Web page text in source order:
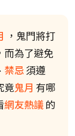
，鬼門將打
而為了避免
禁忌 須遵
竟鬼月 有哪
網友熱議的